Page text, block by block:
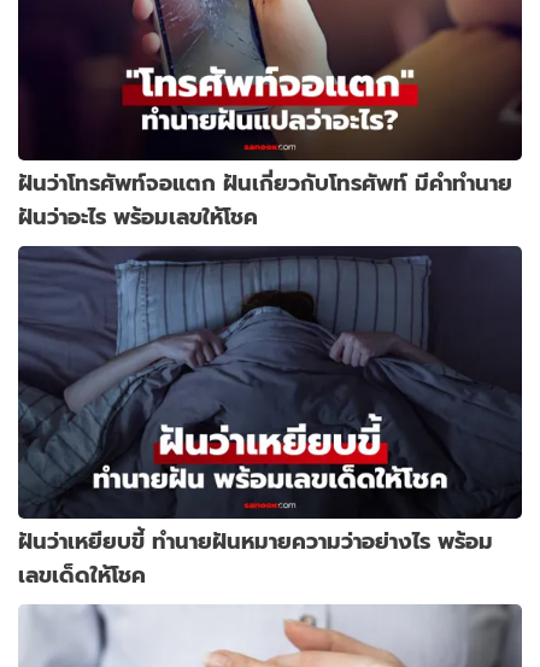
ฝันว่าโทรศัพท์จอแตก ฝันเกี่ยวกับโทรศัพท์ มีคำทำนาย
ฝันว่าอะไร พร้อมเลขให้โชค
ฝันว่าเหยียบขี้ ทำนายฝันหมายความว่าอย่างไร พร้อม
เลขเด็ดให้โชค